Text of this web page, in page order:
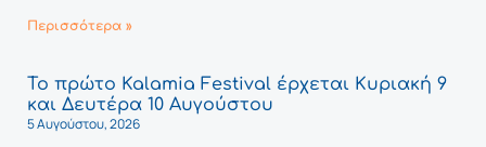
Περισσότερα »
Το πρώτο Kalamia Festival έρχεται Κυριακή 9
και Δευτέρα 10 Αυγούστου
5 Αυγούστου, 2026